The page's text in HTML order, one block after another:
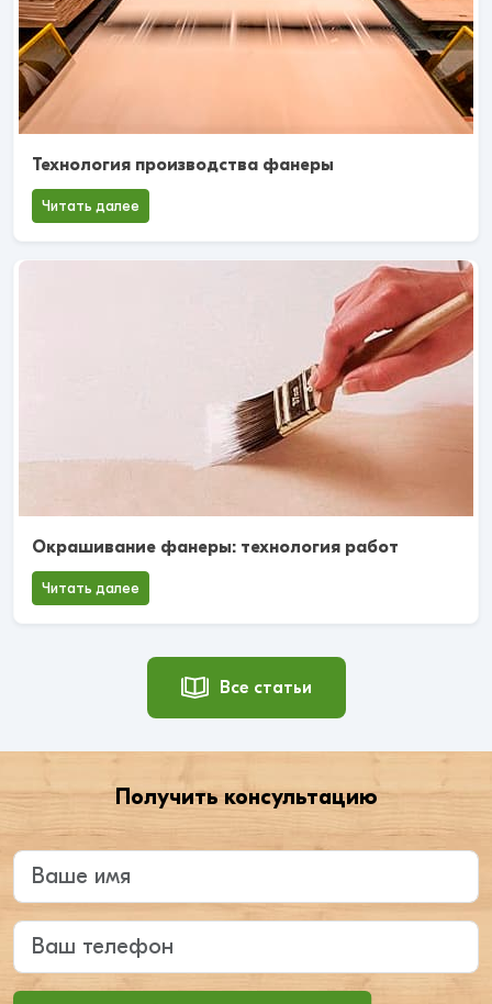
Технология производства фанеры
Читать далее
Окрашивание фанеры: технология работ
Читать далее
Все статьи
Получить консультацию
Введите ваше имя
Ваш телефон